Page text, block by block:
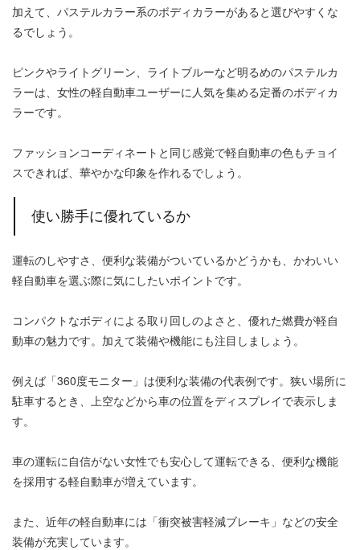
加えて、パステルカラー系のボディカラーがあると選びやすくな
るでしょう。
ピンクやライトグリーン、ライトブルーなど明るめのパステルカ
ラーは、女性の軽自動車ユーザーに人気を集める定番のボディカ
ラーです。
ファッションコーディネートと同じ感覚で軽自動車の色もチョイ
スできれば、華やかな印象を作れるでしょう。
使い勝手に優れているか
運転のしやすさ、便利な装備がついているかどうかも、かわいい
軽自動車を選ぶ際に気にしたいポイントです。
コンパクトなボディによる取り回しのよさと、優れた燃費が軽自
動車の魅力です。加えて装備や機能にも注目しましょう。
例えば「360度モニター」は便利な装備の代表例です。狭い場所に
駐車するとき、上空などから車の位置をディスプレイで表示しま
す。
車の運転に自信がない女性でも安心して運転できる、便利な機能
を採用する軽自動車が増えています。
また、近年の軽自動車には「衝突被害軽減ブレーキ」などの安全
装備が充実しています。